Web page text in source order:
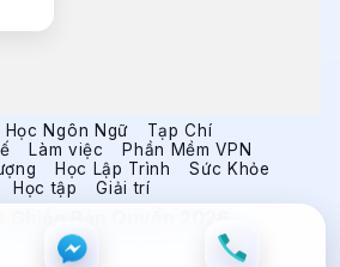
Học Ngôn Ngữ
Tạp Chí
Làm việc
Phần Mềm VPN
Học Lập Trình
Sức Khỏe
Học tập Giải trí